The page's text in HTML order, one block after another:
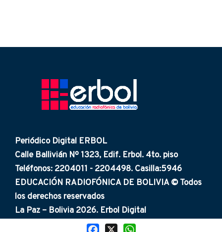
Facebook
Periódico Digital ERBOL
Calle Ballivián Nº 1323, Edif. Erbol. 4to. piso
Teléfonos: 2204011 - 2204498. Casilla:5946
EDUCACIÓN RADIOFÓNICA DE BOLIVIA © Todos
los derechos reservados
La Paz – Bolivia 2026. Erbol Digital